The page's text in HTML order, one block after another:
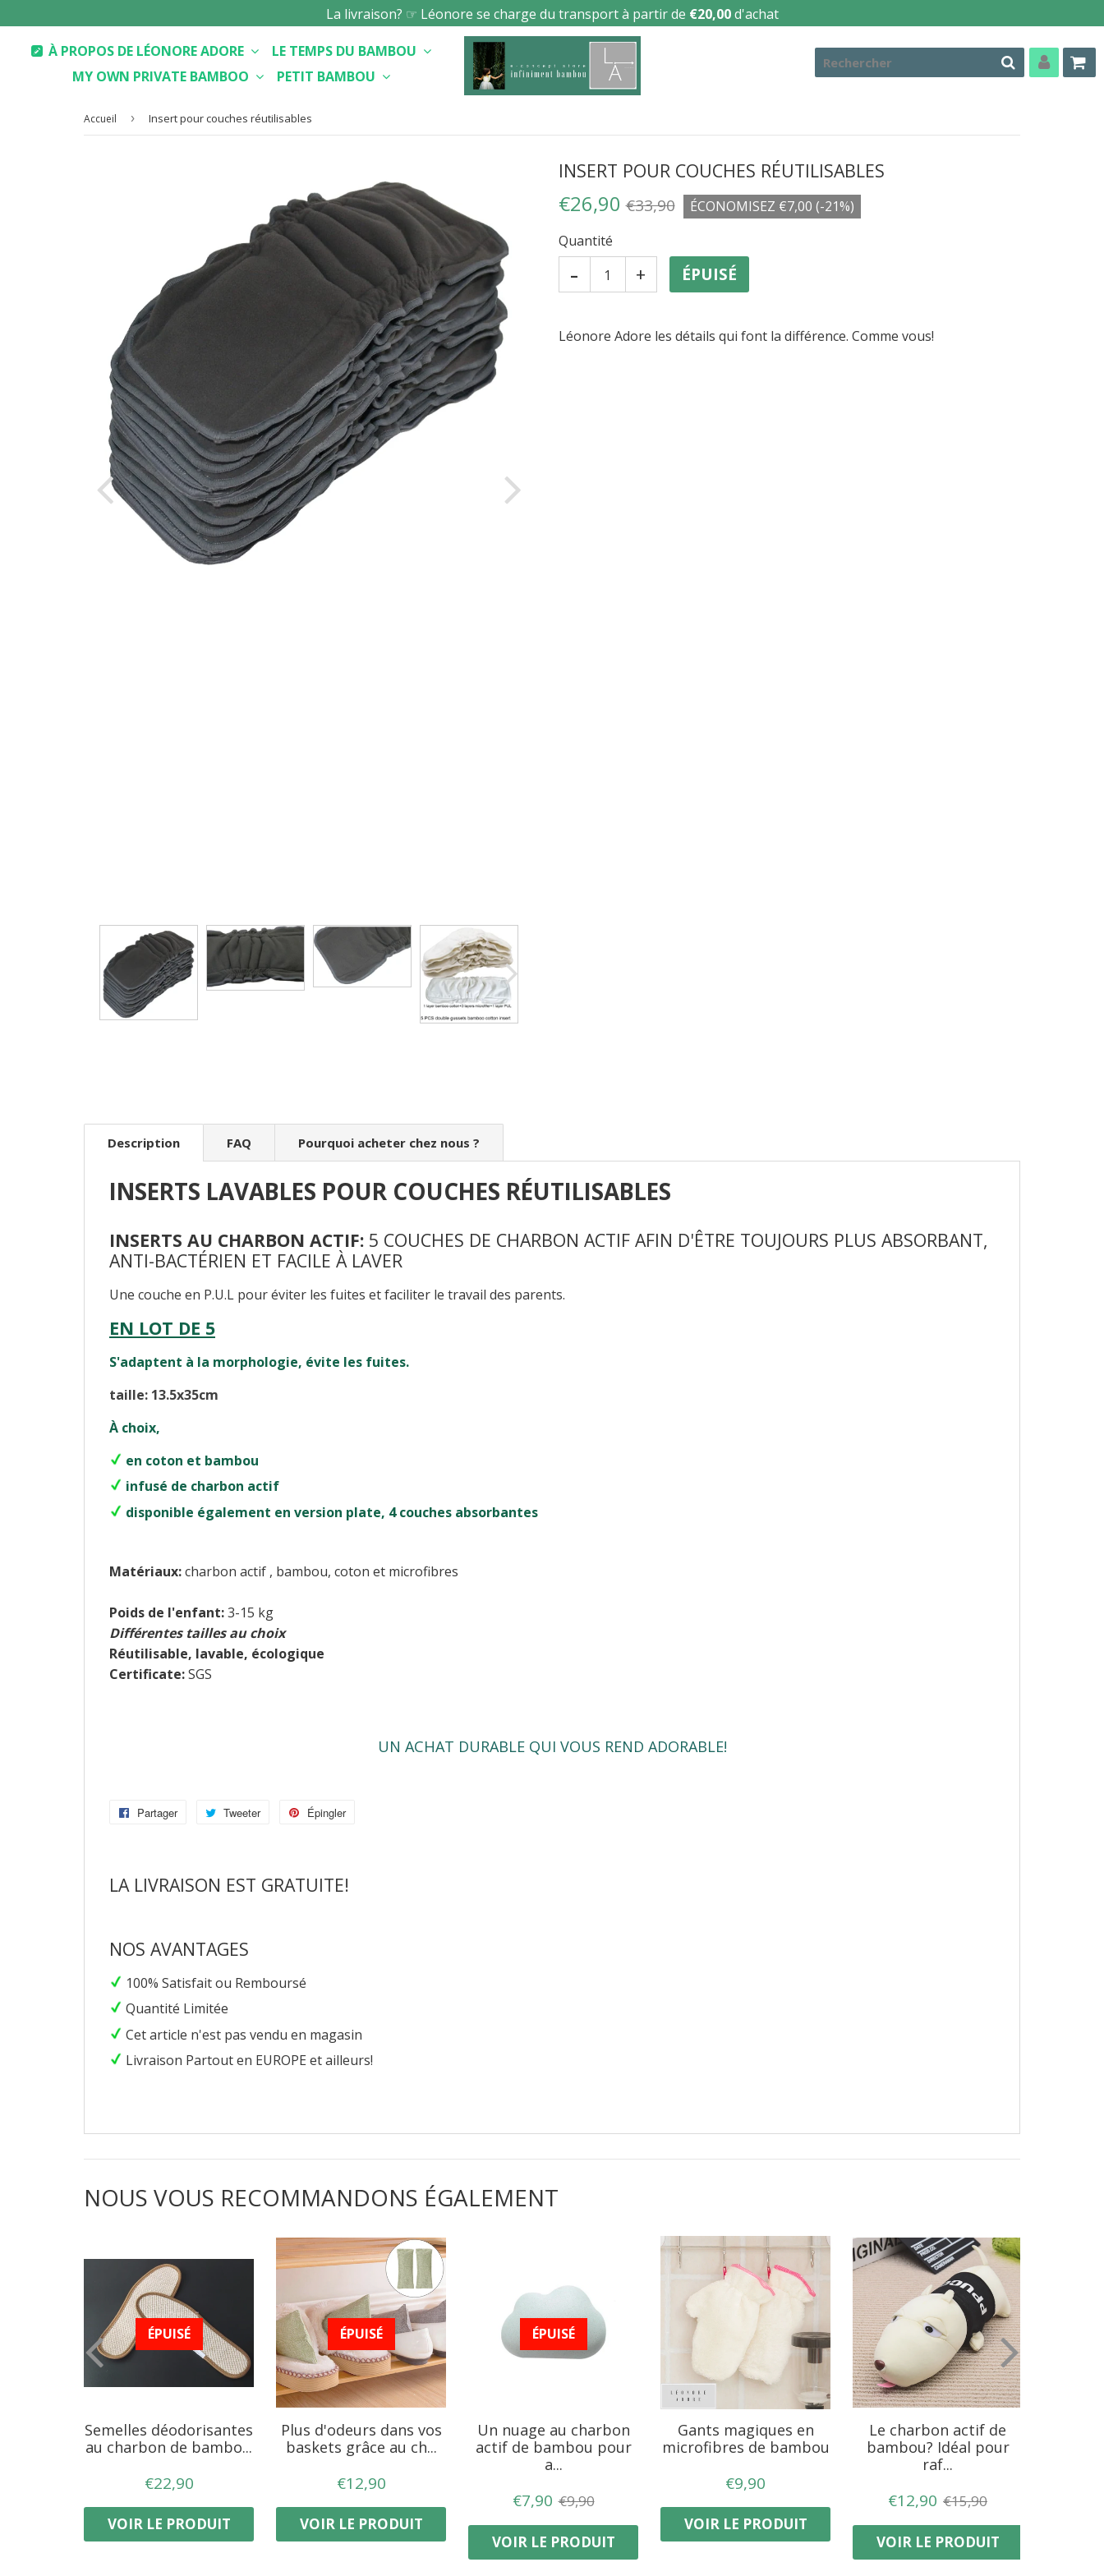
La livraison? ☞ Léonore se charge du transport à partir de €20,00d'achat
À PROPOS DE LÉONORE ADORE
LE TEMPS DU BAMBOU
MY OWN PRIVATE BAMBOO
PETIT BAMBOU
Accueil › Insert pour couches réutilisables
INSERT POUR COUCHES RÉUTILISABLES
€26,90 €33,90 ÉCONOMISEZ €7,00 (-21%)
Quantité
+
- ÉPUISÉ
Léonore Adore les détails qui font la différence. Comme vous!
Description FAQ Pourquoi acheter chez nous ?
INSERTS LAVABLES POUR COUCHES RÉUTILISABLES
INSERTS AU CHARBON ACTIF: 5 COUCHES DE CHARBON ACTIF AFIN D'ÊTRE TOUJOURS PLUS ABSORBANT,
ANTI-BACTÉRIEN ET FACILE À LAVER
Une couche en P.U.L pour éviter les fuites et faciliter le travail des parents.
EN LOT DE 5
S'adaptent à la morphologie, évite les fuites.
taille: 13.5x35cm
À choix,
en coton et bambou
infusé de charbon actif
disponible également en version plate, 4 couches absorbantes
Matériaux:charbon actif , bambou, coton et microfibres
Poids de l'enfant:3-15 kg
Différentes tailles au choix
Réutilisable, lavable, écologique
Certificate:SGS
UN ACHAT DURABLE QUI VOUS REND ADORABLE!
Partager
PartagerTweeter
Tweeter Épingler
LA LIVRAISON EST GRATUITE!
NOS AVANTAGES
100% Satisfait ou Remboursé
Quantité Limitée
Cet article n'est pas vendu en magasin
Livraison Partout en EUROPE et ailleurs!
NOUS VOUS RECOMMANDONS ÉGALEMENT
ÉPUISÉ
Semelles déodorisantes
au charbon de bambo...
PRIX
RÉGULIER
€22,90
VOIR LE PRODUIT
ÉPUISÉ
Plus d'odeurs dans vos
baskets grâce au ch...
PRIX
RÉGULIER
€12,90
VOIR LE PRODUIT
ÉPUISÉ
Un nuage au charbon
actif de bambou pour
a...
PRIX
RÉDUIT
€7,90 €7,90
PRIX
€9,90€9,90
VOIR LE PRODUIT
Gants magiques en
microfibres de bambou
PRIX
RÉGULIER
€9,90
VOIR LE PRODUIT
Le charbon actif de
bambou? Idéal pour
raf...
PRIX
RÉDUIT
€12,90 €12,90
PRIX
€15,90
VOIR LE PRODUIT